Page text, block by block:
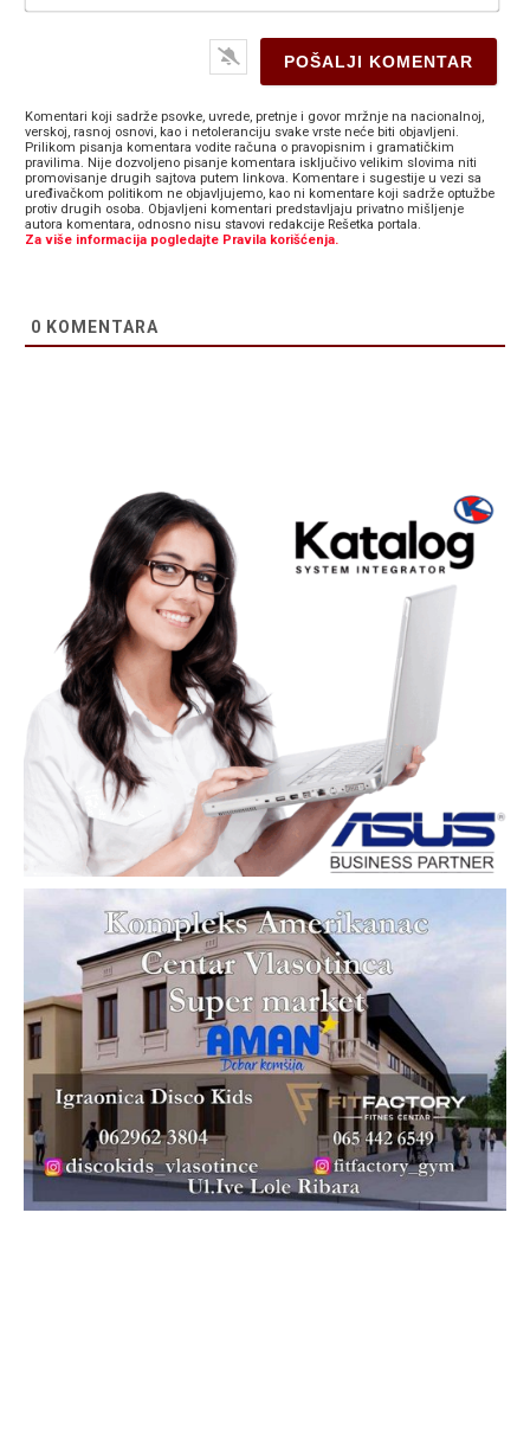
Komentari koji sadrže psovke, uvrede, pretnje i govor mržnje na nacionalnoj,
verskoj, rasnoj osnovi, kao i netoleranciju svake vrste neće biti objavljeni.
Prilikom pisanja komentara vodite računa o pravopisnim i gramatičkim
pravilima. Nije dozvoljeno pisanje komentara isključivo velikim slovima niti
promovisanje drugih sajtova putem linkova. Komentare i sugestije u vezi sa
uređivačkom politikom ne objavljujemo, kao ni komentare koji sadrže optužbe
protiv drugih osoba. Objavljeni komentari predstavljaju privatno mišljenje
autora komentara, odnosno nisu stavovi redakcije Rešetka portala.
Za više informacija pogledajte Pravila korišćenja.
0 KOMENTARA